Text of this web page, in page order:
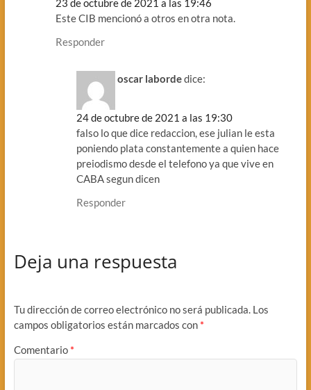
23 de octubre de 2021 a las 19:46
Este CIB mencionó a otros en otra nota.
Responder
oscar labordedice:
24 de octubre de 2021 a las 19:30
falso lo que dice redaccion, ese julian le esta
poniendo plata constantemente a quien hace
preiodismo desde el telefono ya que vive en
CABA segun dicen
Responder
Deja una respuesta
Tu dirección de correo electrónico no será publicada. Los
campos obligatorios están marcados con *
Comentario *